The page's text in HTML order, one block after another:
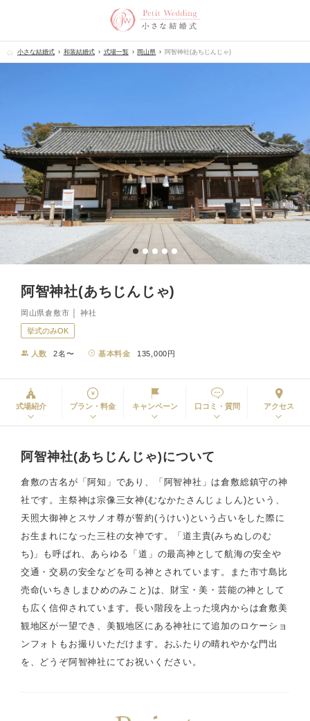
小さな結婚式 和装結婚式 式場一覧 岡山県 阿智神社(あちじんじゃ)
阿智神社(あちじんじゃ)
岡山県倉敷市 │ 神社
挙式のみOK
人数 2名〜 基本料金 135,000円
式場紹介 プラン・料金 キャンペーン 口コミ・質問 アクセス
阿智神社(あちじんじゃ)について
倉敷の古名が「阿知」であり、「阿智神社」は倉敷総鎮守の神
社です。主祭神は宗像三女神(むなかたさんじょしん)という、
天照大御神とスサノオ尊が誓約(うけい)という占いをした際に
お生まれになった三柱の女神です。「道主貴(みちぬしのむ
ち)」も呼ばれ、あらゆる「道」の最高神として航海の安全や
交通・交易の安全などを司る神とされています。また市寸島比
売命(いちきしまひめのみこと)は、財宝・美・芸能の神として
も広く信仰されています。長い階段を上った境内からは倉敷美
観地区が一望でき、美観地区にある神社にて追加のロケーショ
ンフォトもお撮りいただけます。おふたりの晴れやかな門出
を、どうぞ阿智神社にてお祝いください。